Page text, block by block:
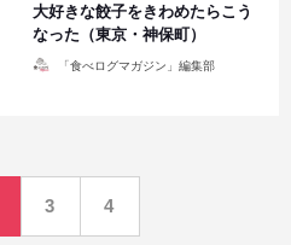
大好きな餃子をきわめたらこう
なった（東京・神保町）
「食べログマガジン」編集部
3 4